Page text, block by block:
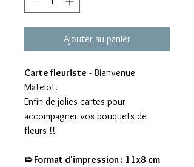
Ajouter au panier
Carte fleuriste - Bienvenue
Matelot.
Enfin de jolies cartes pour
accompagner vos bouquets de
fleurs !!
➯ Format d'impression : 11x8 cm